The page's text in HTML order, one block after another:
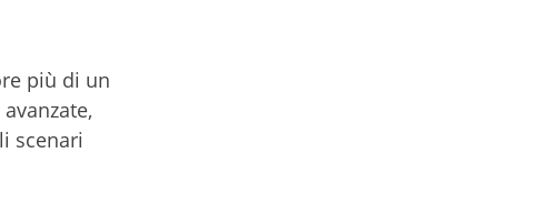
più di un
scenari